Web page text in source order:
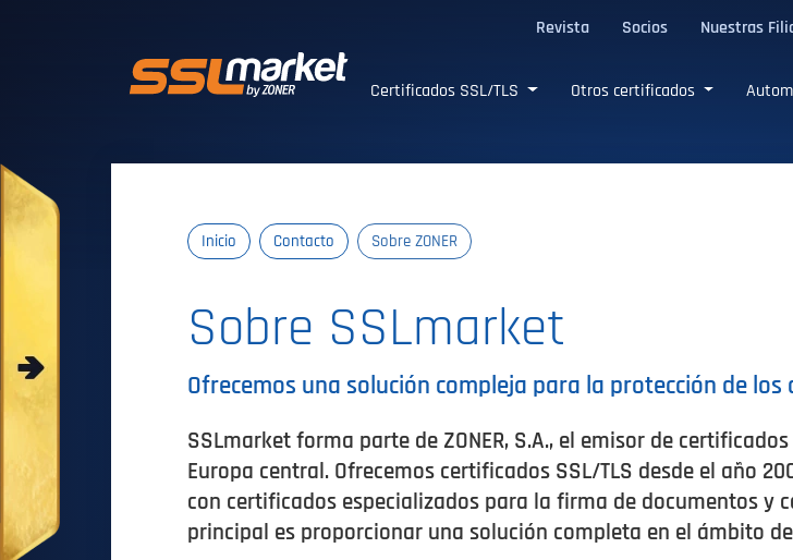
Revista Socios Nuestras
Certificados SSL/TLS confiables
Certificados SSL/TLS Otros certificados
Inicio Contacto Sobre ZONER
Sobre SSLmarket
Ofrecemos una solución compleja para la protección de los
SSLmarket forma parte de ZONER, S.A., el emisor de
Europa central. Ofrecemos certificados SSL/TLS desde el año
con certificados especializados para la firma de documentos y
principal es proporcionar una solución completa en el ámbito